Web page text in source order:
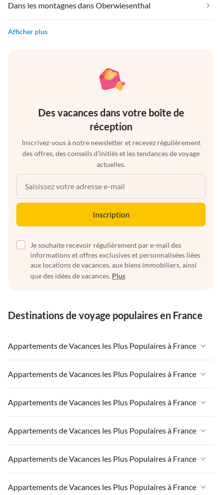
Dans les montagnes dans Oberwiesenthal
Afficher plus
Des vacances dans votre boîte de
réception
Inscrivez-vous à notre newsletter et recevez régulièrement
des offres, des conseils d'initiés et les tendances de voyage
actuelles.
Inscription
Je souhaite recevoir régulièrement par e-mail des
informations et offres exclusives et personnalisées liées
aux locations de vacances, aux biens immobiliers, ainsi
que des idées de vacances. Plus
Destinations de voyage populaires en France
Appartements de Vacances les Plus Populaires à France
Appartements de Vacances à France
Appartements de Vacances à Paris-Ile de France
Appartements de Vacances à Paris
Appartements de Vacances à Côte atlantique
Appartements de Vacances à la Normandie
Appartements de Vacances les Plus Populaires à France
Appartements de Vacances à France
Appartements de Vacances à Paris-Ile de France
Appartements de Vacances à Paris
Appartements de Vacances à Côte atlantique
Appartements de Vacances à la Normandie
Appartements de Vacances les Plus Populaires à France
Appartements de Vacances à France
Appartements de Vacances à Paris-Ile de France
Appartements de Vacances à Paris
Appartements de Vacances les Plus Populaires à France
Appartements de Vacances à France
Appartements de Vacances à Paris-Ile de France
Appartements de Vacances à Paris
Appartements de Vacances les Plus Populaires à France
Appartements de Vacances à France
Appartements de Vacances les Plus Populaires à France